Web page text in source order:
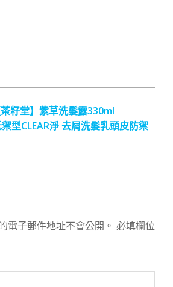
茶籽堂】紫草洗髮露330ml
型CLEAR淨 去屑洗髮乳頭皮防禦
電子郵件地址不會公開。 必填欄位